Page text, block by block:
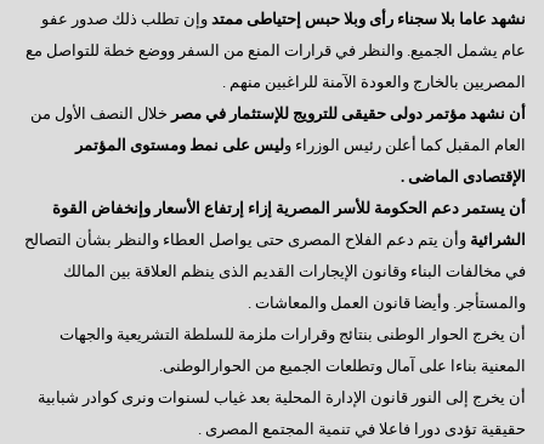
سؤال يطرح نفسه
وجهة نظر فى ( الإرهاب – الفساد – الإهمال )
هل يفعلها الرئيس؟
السادات تعقيبا على إنجازات البرلمان في ثلاث سنوات
السادات : البرلمان يعانى قصور تشريعى لم يشهده في تاريخه
همسة للرئيس
فى إنتظار كلمة الرئيس بمناسبة قرب بدء عملية التصويت
رسالة إلى العقلاء
نشهد عاما بلا سجناء رأى وبلا حبس إحتياطى ممتد وإن تطلب ذلك صدور عفو
عام يشمل الجميع. والنظر في قرارات المنع من السفر ووضع خطة للتواصل مع
المصريين بالخارج والعودة الآمنة للراغبين منهم .
أن نشهد مؤتمر دولى حقيقى للترويج للإستثمار في مصر خلال النصف الأول من
العام المقبل كما أعلن رئيس الوزراء وليس على نمط ومستوى المؤتمر
الإقتصادى الماضى .
أن يستمر دعم الحكومة للأسر المصرية إزاء إرتفاع الأسعار وإنخفاض القوة
الشرائية وأن يتم دعم الفلاح المصرى حتى يواصل العطاء والنظر بشأن التصالح
في مخالفات البناء وقانون الإيجارات القديم الذى ينظم العلاقة بين المالك
والمستأجر. وأيضا قانون العمل والمعاشات .
أن يخرج الحوار الوطنى بنتائج وقرارات ملزمة للسلطة التشريعية والجهات
المعنية بناءا على آمال وتطلعات الجميع من الحوارالوطنى.
أن يخرج إلى النور قانون الإدارة المحلية بعد غياب لسنوات ونرى كوادر شبابية
حقيقية تؤدى دورا فاعلا في تنمية المجتمع المصرى .